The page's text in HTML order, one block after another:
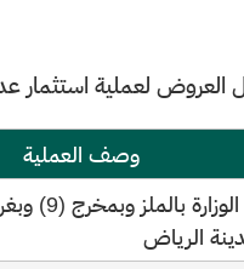
العروض لعملية استثمار
وصف العملية
استثمار
الرياض